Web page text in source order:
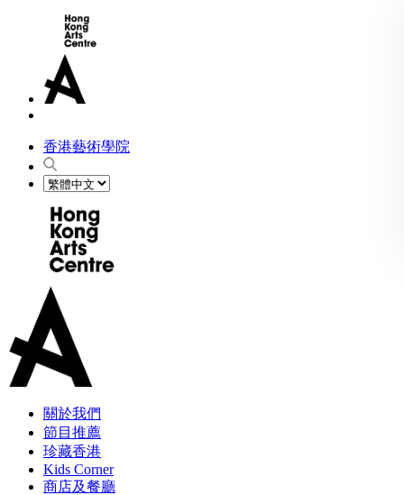
香港藝術學院
關於我們
節目推薦
珍藏香港
Kids Corner
商店及餐廳